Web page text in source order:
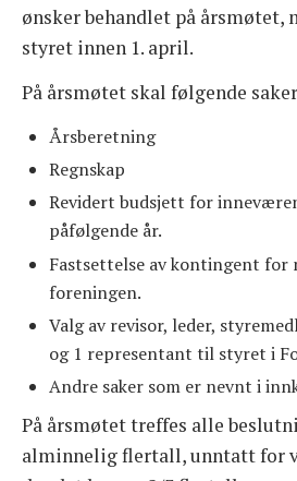
ønsker behandlet på årsmøtet,
styret innen 1. april.
På årsmøtet skal følgende
Årsberetning
Regnskap
Revidert budsjett for
påfølgende år.
Fastsettelse av kontingent for
foreningen.
Valg av revisor, leder,
og 1 representant til styret i
Andre saker som er nevnt i
På årsmøtet treffes alle
alminnelig flertall, unntatt for